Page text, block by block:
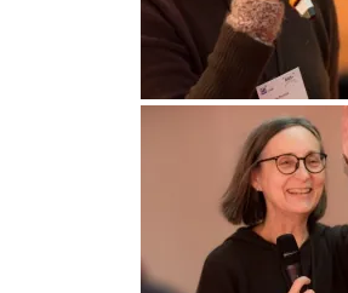
DGGO_23_145